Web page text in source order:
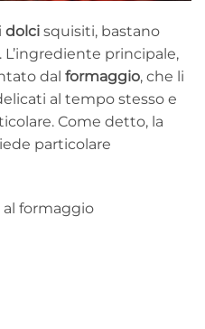
dolci squisiti, bastano
principale,
dal formaggio, che li
al tempo stesso e
Come detto, la
particolare
formaggio